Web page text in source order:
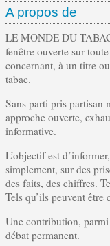
A propos de
LE MONDE DU
fenêtre ouverte sur
concernant, à un titre
tabac.
Sans parti pris partisan
approche ouverte,
informative.
L’objectif est
simplement, sur des
des faits, des chiffres.
Tels qu’ils peuvent être
Une contribution, parmi
débat permanent.